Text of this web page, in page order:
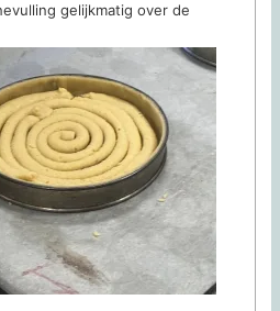
gelijkmatig over de